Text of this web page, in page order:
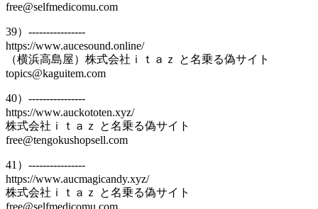
free@selfmedicomu.com
39）----------------
https://www.aucesound.online/
（横浜高島屋）株式会社ｉｔａｚ と名乗る偽サイト
topics@kaguitem.com
40）----------------
https://www.auckototen.xyz/
株式会社ｉｔａｚ と名乗る偽サイト
free@tengokushopsell.com
41）----------------
https://www.aucmagicandy.xyz/
株式会社ｉｔａｚ と名乗る偽サイト